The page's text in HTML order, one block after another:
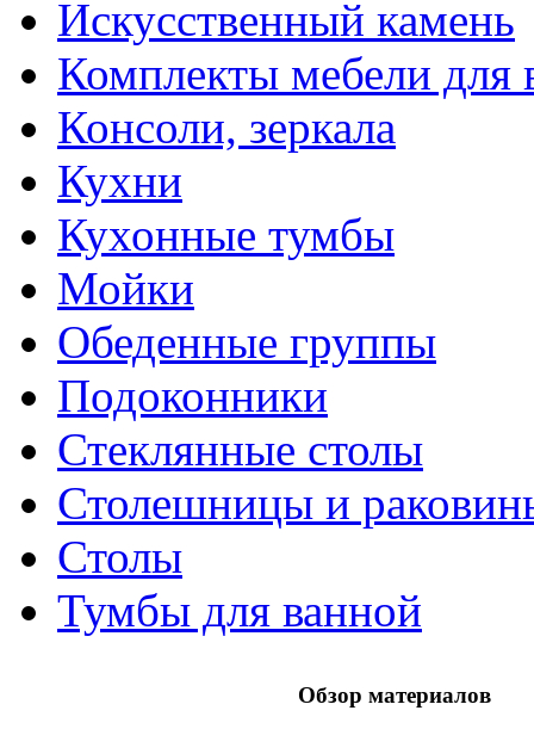
Искусственный камень
Комплекты мебели для
Консоли, зеркала
Кухни
Кухонные тумбы
Мойки
Обеденные группы
Подоконники
Стеклянные столы
Столешницы и
Столы
Тумбы для ванной
Обзор материалов